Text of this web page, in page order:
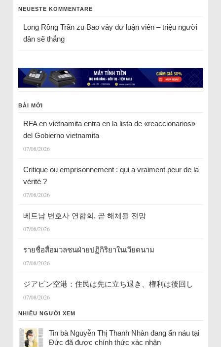
NEUESTE KOMMENTARE
Long Rồng Trầnzu Bao vây dư luận viên – triệu người
dân sẽ thắng
BÀI MỚI
RFA en vietnamita entra en la lista de «reaccionarios»
del Gobierno vietnamita
07/08/2026
Critique ou emprisonnement : qui a vraiment peur de la
vérité ?
07/08/2026
베트남 변호사 연합회, 곧 해체될 전망
07/08/2026
รายชื่อสื่อมวลชนฝ่ายปฏิกิริยาในเวียดนาม
07/08/2026
ジアビン空港：住民は先に立ち退き、権利は後回し
07/08/2026
NHIỀU NGƯỜI XEM
Tin bà Nguyễn Thị Thanh Nhàn đang ẩn náu tại
Đức đã được chính thức xác nhận